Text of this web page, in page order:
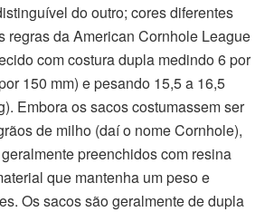
do outro; cores diferentes
regras da American Cornhole League
com costura dupla medindo 6 por
150 mm) e pesando 15,5 a 16,5
Embora os sacos costumassem ser
de milho (daí o nome Cornhole),
preenchidos com resina
que mantenha um peso e
Os sacos são geralmente de dupla